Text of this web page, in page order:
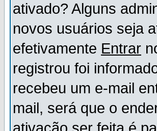
ativado? Alguns
novos usuários seja
efetivamente Entrar
registrou foi
recebeu um e-mail
mail, será que o